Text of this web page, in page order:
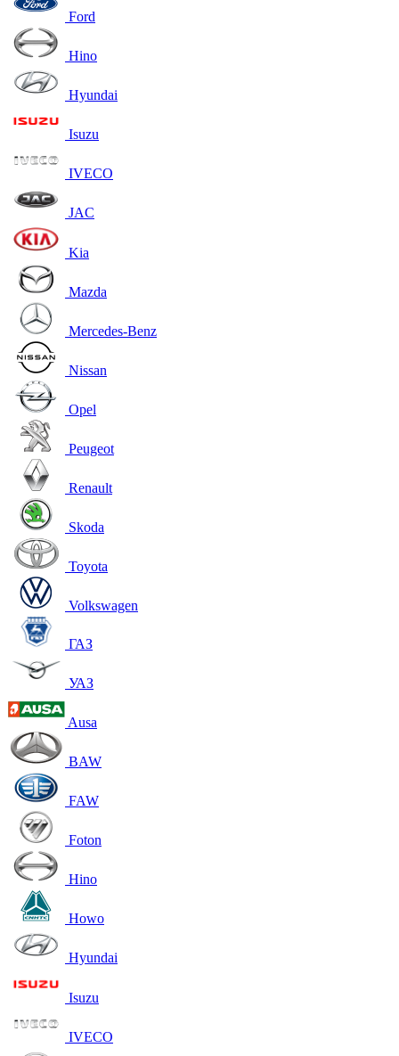
Ford
Hino
Hyundai
Isuzu
IVECO
JAC
Kia
Mazda
Mercedes-Benz
Nissan
Opel
Peugeot
Renault
Skoda
Toyota
Volkswagen
ГАЗ
УАЗ
Ausa
BAW
FAW
Foton
Hino
Howo
Hyundai
Isuzu
IVECO